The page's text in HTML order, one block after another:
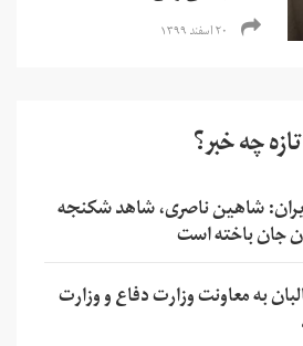
۲۰ اسفند ۱۳۹۹
تازه چه خبر؟
شاهین ناصری، شاهد شکنجه
جان باخته است
به معاونت وزارت دفاع و وزارت